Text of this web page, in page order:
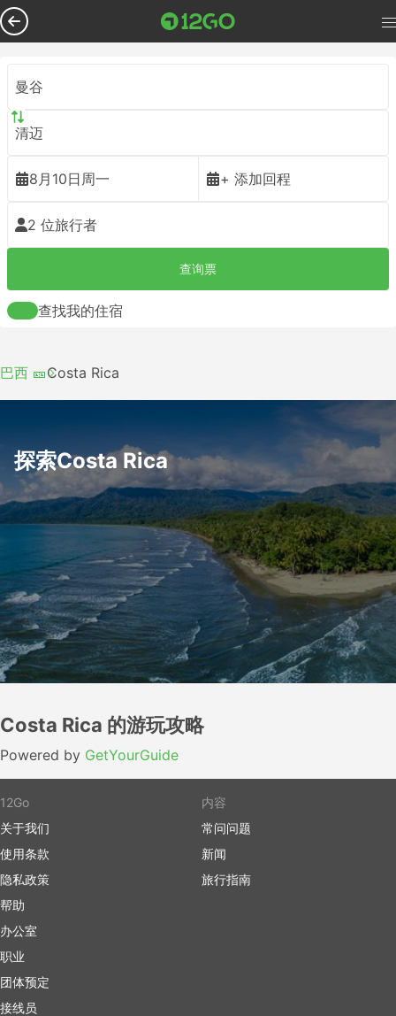
曼谷
清迈
8月10日周一 + 添加回程
2 位旅行者
查询票
查找我的住宿
巴西 🎫Costa Rica
探索Costa Rica
Costa Rica 的游玩攻略
Powered by GetYourGuide
12Go
关于我们
使用条款
隐私政策
帮助
办公室
职业
团体预定
接线员
内容
常问问题
新闻
旅行指南